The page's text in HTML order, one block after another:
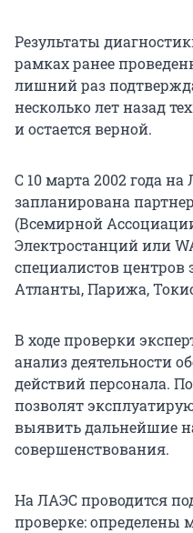
Результаты
рамках ранее
лишний раз
несколько лет назад
и остается верной.
С 10 марта 2002 года
запланирована
(Всемирной
Электростанций или
специалистов центров
Атланты, Парижа,
В ходе проверки
анализ деятельности
действий персонала.
позволят
выявить дальнейшие
совершенствования.
На ЛАЭС проводится
проверке: определены